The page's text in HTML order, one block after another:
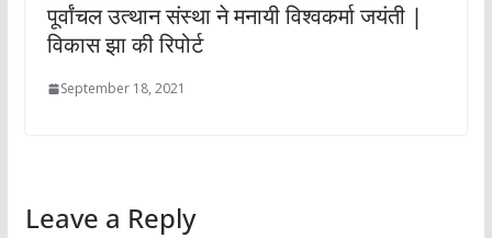
पूर्वांचल उत्थान संस्था ने मनायी विश्वकर्मा जयंती |
विकास झा की रिपोर्ट
September 18, 2021
Leave a Reply